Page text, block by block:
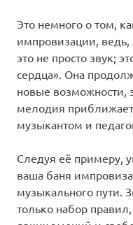
Это немного о том,
импровизации,
это не просто звук;
сердца». Она
новые возможности,
мелодия
музыкантом и
Следуя её примеру,
ваша баня
музыкального пути.
только набор